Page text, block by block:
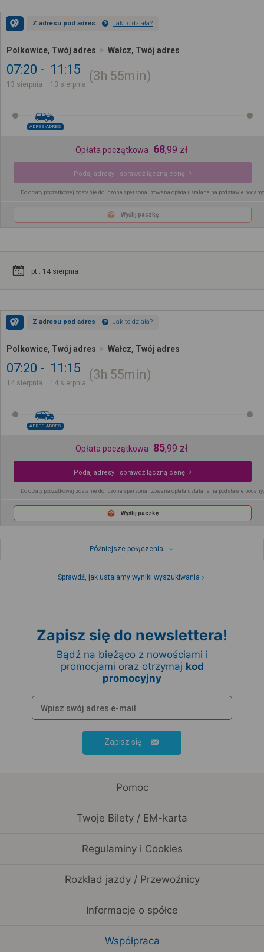
Z adresu pod adres Jak to działa?
Polkowice, Twój adres Wałcz, Twój adres
07:20
13 sierpnia
11:15
13 sierpnia
3h 55min
ADRES-ADRES
Opłata początkowa 68,99 zł
Podaj adresy i sprawdź łączną cenę
Do opłaty początkowej zostanie doliczona spersonalizowana opłata ustalana na podstawie
Wyślij paczkę
pt.. 14 sierpnia
Z adresu pod adres Jak to działa?
Polkowice, Twój adres Wałcz, Twój adres
07:20
14 sierpnia
11:15
14 sierpnia
3h 55min
ADRES-ADRES
Opłata początkowa 85,99 zł
Podaj adresy i sprawdź łączną cenę
Do opłaty początkowej zostanie doliczona spersonalizowana opłata ustalana na podstawie
Wyślij paczkę
Późniejsze połączenia
Sprawdź, jak ustalamy wyniki wyszukiwania
Zapisz się do newslettera!
Bądź na bieżąco z nowościami i
promocjami oraz otrzymaj kod
promocyjny
Zapisz się
Pomoc
Twoje Bilety / EM-karta
Regulaminy i Cookies
Rozkład jazdy / Przewoźnicy
Informacje o spółce
Współpraca